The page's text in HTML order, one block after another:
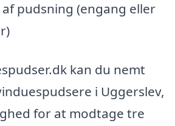
pudsning (engang eller
kan du nemt
i Uggerslev,
for at modtage tre